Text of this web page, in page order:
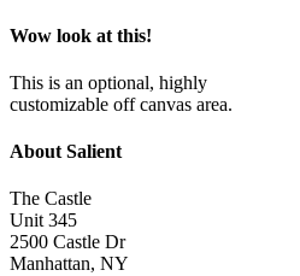
Wow look at this!
This is an optional, highly
customizable off canvas area.
About Salient
The Castle
Unit 345
2500 Castle Dr
Manhattan, NY